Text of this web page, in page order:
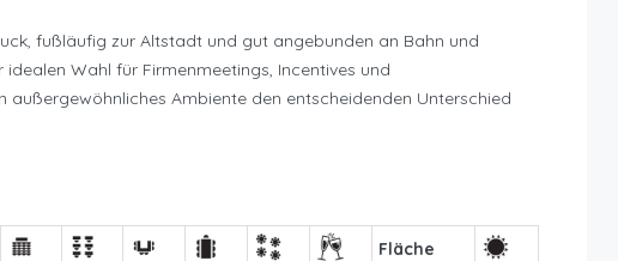
fußläufig zur Altstadt und gut angebunden an Bahn und
idealen Wahl für Firmenmeetings, Incentives und
außergewöhnliches Ambiente den entscheidenden Unterschied
Fläche